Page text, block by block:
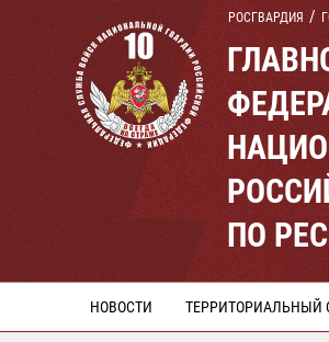
РОСГВАРДИЯ
ПО
НОВОСТИ ТЕРРИТОРИАЛЬНЫЙ